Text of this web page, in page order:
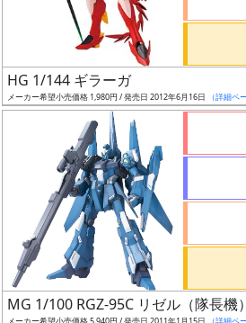
ー
ズ・
状
況
HG 1/144 ギラーガ
メーカー希望小売価格 1,980円 / 発売日 2012年6月16日 （詳細ペ
MG 1/100 RGZ-95C リゼル（隊長機）